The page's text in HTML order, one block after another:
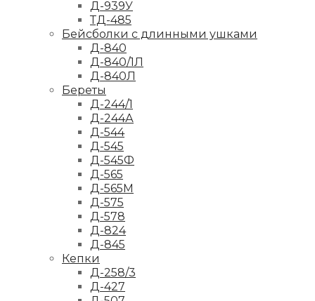
Д-939У
ТД-485
Бейсболки с длинными ушками
Д-840
Д-840/1Л
Д-840Л
Береты
Д-244/1
Д-244А
Д-544
Д-545
Д-545Ф
Д-565
Д-565М
Д-575
Д-578
Д-824
Д-845
Кепки
Д-258/3
Д-427